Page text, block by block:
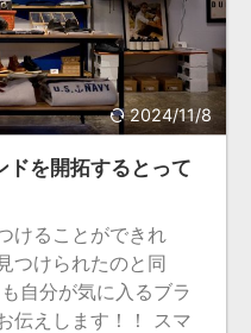
2024/11/8
ドを開拓するとって
けることができれ
つけられたのと同
自分が気に入るブラ
伝えします！！ スマ